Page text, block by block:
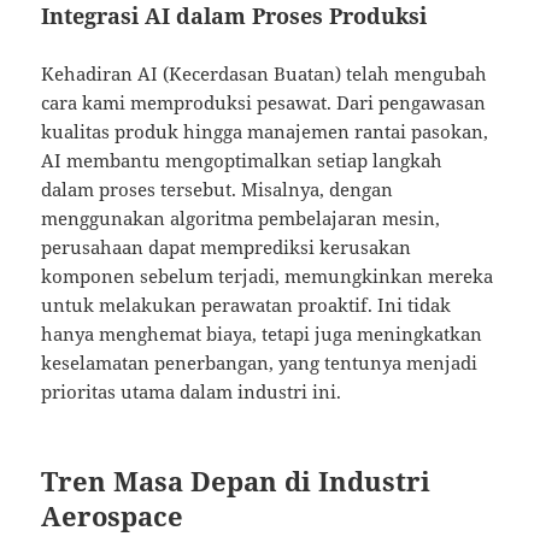
Integrasi AI dalam Proses Produksi
Kehadiran AI (Kecerdasan Buatan) telah mengubah
cara kami memproduksi pesawat. Dari pengawasan
kualitas produk hingga manajemen rantai pasokan,
AI membantu mengoptimalkan setiap langkah
dalam proses tersebut. Misalnya, dengan
menggunakan algoritma pembelajaran mesin,
perusahaan dapat memprediksi kerusakan
komponen sebelum terjadi, memungkinkan mereka
untuk melakukan perawatan proaktif. Ini tidak
hanya menghemat biaya, tetapi juga meningkatkan
keselamatan penerbangan, yang tentunya menjadi
prioritas utama dalam industri ini.
Tren Masa Depan di Industri
Aerospace